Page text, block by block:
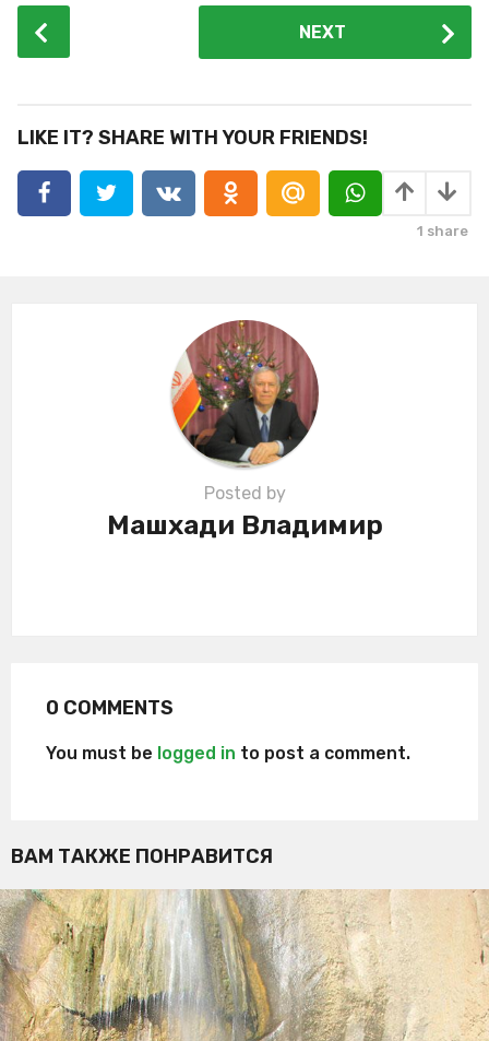
o
P
i
NEXT
LIKE IT? SHARE WITH YOUR FRIENDS!
1 share
Posted by
Машхади Владимир
0 COMMENTS
You must be logged in to post a comment.
ВАМ ТАКЖЕ ПОНРАВИТСЯ